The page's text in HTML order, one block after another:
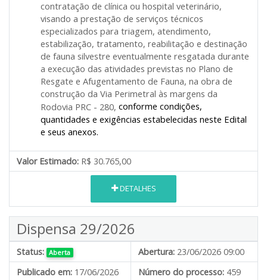
contratação de clínica ou hospital veterinário,
visando a prestação de serviços técnicos
especializados para triagem, atendimento,
estabilização, tratamento, reabilitação e destinação
de fauna silvestre eventualmente resgatada durante
a execução das atividades previstas no Plano de
Resgate e Afugentamento de Fauna, na obra de
construção da Via Perimetral às margens da
Rodovia PRC - 280, conforme condições,
quantidades e exigências estabelecidas neste Edital
e seus anexos.
Valor Estimado: R$ 30.765,00
DETALHES
Dispensa 29/2026
Status: Aberta Abertura: 23/06/2026 09:00
Publicado em: 17/06/2026 Número do processo: 459